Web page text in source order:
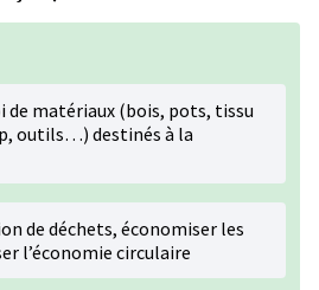
de matériaux (bois, pots, tissu
outils…) destinés à la
de déchets, économiser les
l’économie circulaire